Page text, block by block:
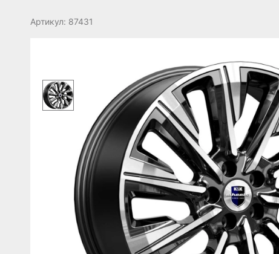
Артикул: 87431